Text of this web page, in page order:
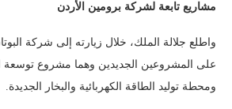
مشاريع تابعة لشركة برومين الأردن
واطلع جلالة الملك، خلال زيارته إلى شركة
على المشروعين الجديدين وهما مشروع توسعة
ومحطة توليد الطاقة الكهربائية والبخار الجديدة.